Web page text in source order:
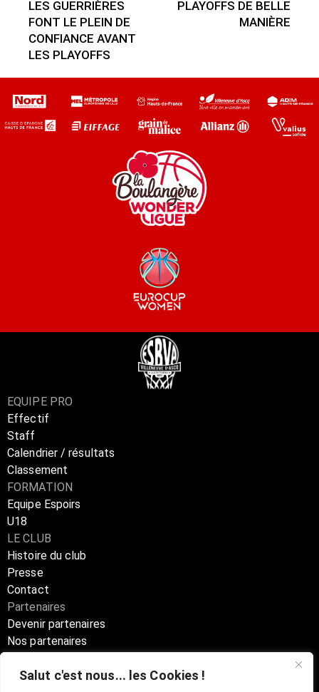
Salut c'est nous... les Cookies !
LES GUERRIÈRES
FONT LE PLEIN DE
CONFIANCE AVANT
LES PLAYOFFS
PLAYOFFS DE BELLE
MANIÈRE
EQUIPE PRO
Effectif
Staff
Calendrier / résultats
Classement
FORMATION
Equipe Espoirs
U18
LE CLUB
Histoire du club
Presse
Contact
Partenaires
Devenir partenaires
Nos partenaires